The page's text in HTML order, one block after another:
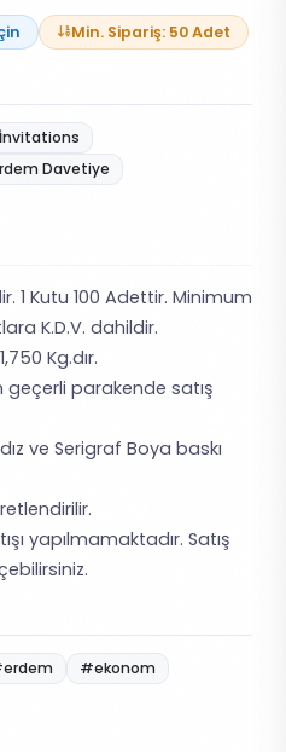
Min. Sipariş: 50 Adet
Davetiye
1 Kutu 100 Adettir. Minimum
K.D.V. dahildir.
Kg.dır.
geçerli parakende satış
ve Serigraf Boya baskı
yapılmamaktadır. Satış
#ekonom